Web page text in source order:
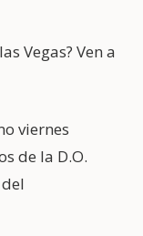
Vegas? Ven a
viernes
de la D.O.